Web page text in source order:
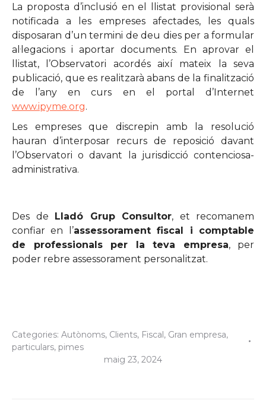
La proposta d’inclusió en el llistat provisional serà
notificada a les empreses afectades, les quals
disposaran d’un termini de deu dies per a formular
al·legacions i aportar documents. En aprovar el
llistat, l’Observatori acordés així mateix la seva
publicació, que es realitzarà abans de la finalització
de l’any en curs en el portal d’Internet
www.ipyme.org.
Les empreses que discrepin amb la resolució
hauran d’interposar recurs de reposició davant
l’Observatori o davant la jurisdicció contenciosa-
administrativa.
Des de Lladó Grup Consultor, et recomanem
confiar en l’assessorament fiscal i comptable
de professionals per la teva empresa, per
poder rebre assessorament personalitzat.
Categories: Autònoms, Clients, Fiscal, Gran empresa,
particulars, pimes
maig 23, 2024